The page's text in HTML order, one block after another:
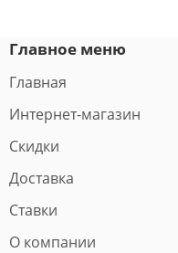
Главное меню
Главная
Интернет-магазин
Скидки
Доставка
Ставки
О компании